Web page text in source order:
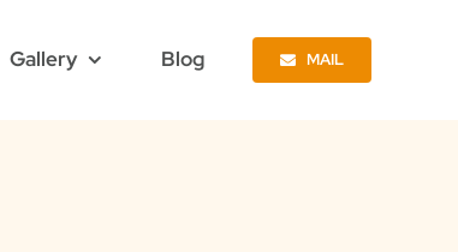
Gallery Blog MAIL